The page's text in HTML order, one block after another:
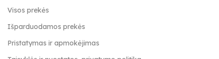
Visos prekės
Išparduodamos prekės
Pristatymas ir apmokėjimas